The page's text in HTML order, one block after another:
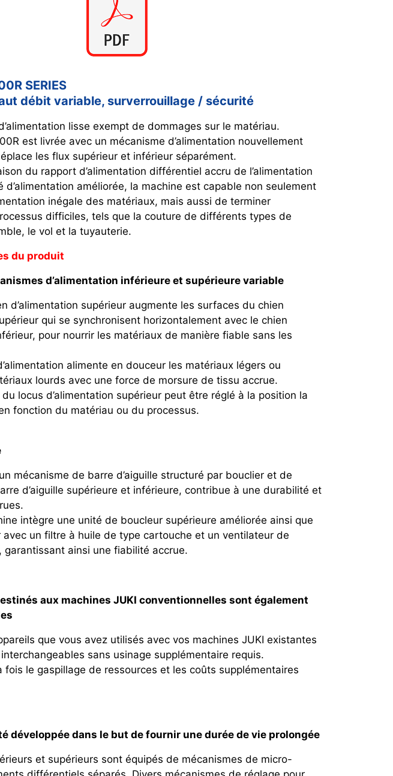
SERIES
débit variable, surverrouillage / sécurité
lisse exempt de dommages sur le matériau.
est livrée avec un mécanisme d’alimentation nouvellement
les flux supérieur et inférieur séparément.
du rapport d’alimentation différentiel accru de l’alimentation
d’alimentation améliorée, la machine est capable non seulement
inégale des matériaux, mais aussi de terminer
difficiles, tels que la couture de différents types de
le vol et la tuyauterie.
du produit
d’alimentation inférieure et supérieure variable
d’alimentation supérieur augmente les surfaces du chien
qui se synchronisent horizontalement avec le chien
pour nourrir les matériaux de manière fiable sans les
alimente en douceur les matériaux légers ou
lourds avec une force de morsure de tissu accrue.
du locus d’alimentation supérieur peut être réglé à la position la
fonction du matériau ou du processus.
mécanisme de barre d’aiguille structuré par bouclier et de
d’aiguille supérieure et inférieure, contribue à une durabilité et
intègre une unité de boucleur supérieure améliorée ainsi que
avec un filtre à huile de type cartouche et un ventilateur de
garantissant ainsi une fiabilité accrue.
aux machines JUKI conventionnelles sont également
que vous avez utilisés avec vos machines JUKI existantes
sans usinage supplémentaire requis.
fois le gaspillage de ressources et les coûts supplémentaires
développée dans le but de fournir une durée de vie prolongée
et supérieurs sont équipés de mécanismes de micro-